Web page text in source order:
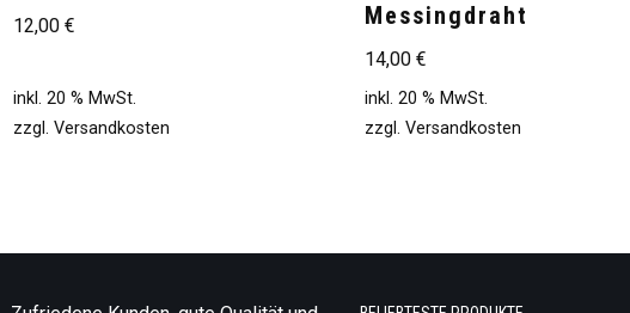
12,00 €
inkl. 20 % MwSt.
zzgl. Versandkosten
Messingdraht
14,00€
inkl. 20 % MwSt.
zzgl.Versandkosten